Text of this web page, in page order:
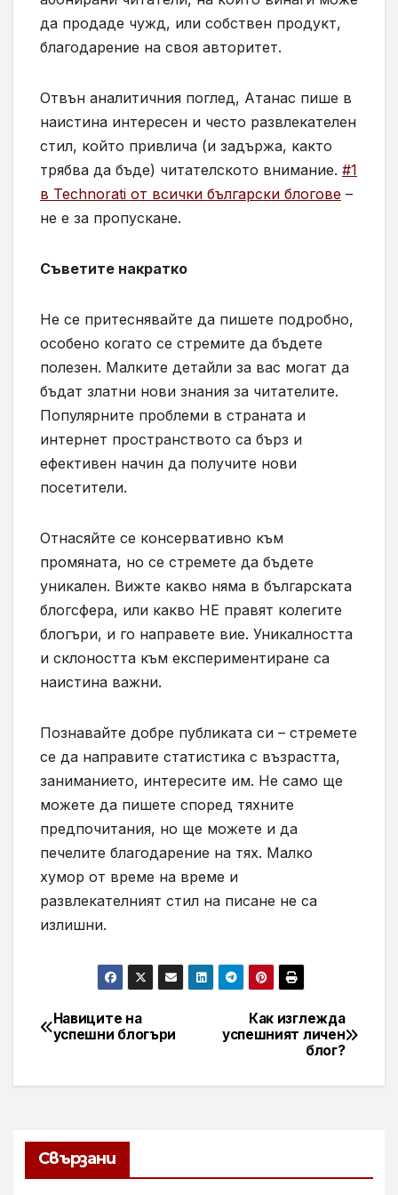
да продаде чужд, или собствен продукт,
благодарение на своя авторитет.
Отвън аналитичния поглед, Атанас пише в
наистина интересен и често развлекателен
стил, който привлича (и задържа, както
трябва да бъде) читателското внимание. #1
в Technorati от всички български блогове –
не е за пропускане.
Съветите накратко
Не се притеснявайте да пишете подробно,
особено когато се стремите да бъдете
полезен. Малките детайли за вас могат да
бъдат златни нови знания за читателите.
Популярните проблеми в страната и
интернет пространството са бърз и
ефективен начин да получите нови
посетители.
Отнасяйте се консервативно към
промяната, но се стремете да бъдете
уникален. Вижте какво няма в българската
блогсфера, или какво НЕ правят колегите
блогъри, и го направете вие. Уникалността
и склоността към експериментиране са
наистина важни.
Познавайте добре публиката си – стремете
се да направите статистика с възрастта,
заниманието, интересите им. Не само ще
можете да пишете според тяхните
предпочитания, но ще можете и да
печелите благодарение на тях. Малко
хумор от време на време и
развлекателният стил на писане не са
излишни.
Навигация
Как изглежда
успешният личен
блог?
Навиците на
успешни блогъри
Свързани